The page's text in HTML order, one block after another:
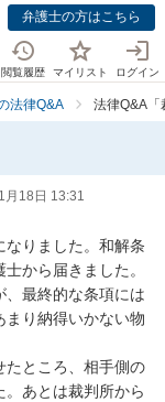
弁護士の方はこちら
閲覧履歴 マイリスト ログイン
法律Q&A 法律Q&A「
月18日 13:31
りました。和解条
から届きました。
最終的な条項には
まり納得いかない物
たところ、相手側の
あとは裁判所から